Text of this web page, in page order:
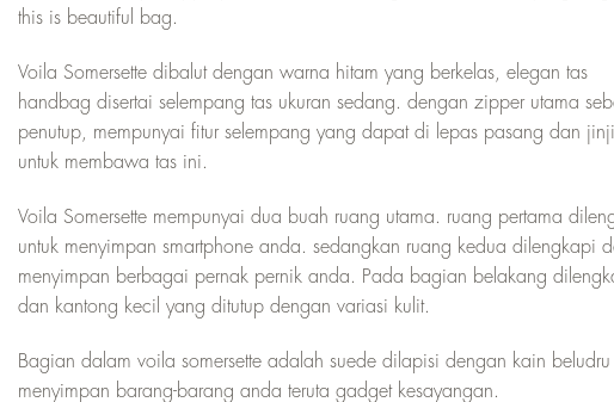
this is beautiful bag.
Voila Somersette dibalut dengan warna hitam yang berkelas, elegan tas
handbag disertai selempang tas ukuran sedang. dengan zipper utama
penutup, mempunyai fitur selempang yang dapat di lepas pasang dan
untuk membawa tas ini.
Voila Somersette mempunyai dua buah ruang utama. ruang pertama
untuk menyimpan smartphone anda. sedangkan ruang kedua dilengkapi
menyimpan berbagai pernak pernik anda. Pada bagian belakang
dan kantong kecil yang ditutup dengan variasi kulit.
Bagian dalam voila somersette adalah suede dilapisi dengan kain
menyimpan barang-barang anda teruta gadget kesayangan.